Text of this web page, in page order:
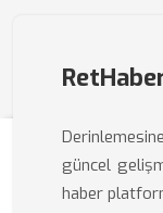
güncel
haber